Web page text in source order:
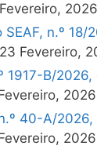
2026
SEAF, n.º 18/
23 Fevereiro,
1917-B/2026,
2026
40-A/2026,
2026